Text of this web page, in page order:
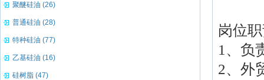
聚醚硅油 (26)
普通硅油 (28)
特种硅油 (77)
乙基硅油 (16)
硅树脂 (47)
岗位
1、负
2、外